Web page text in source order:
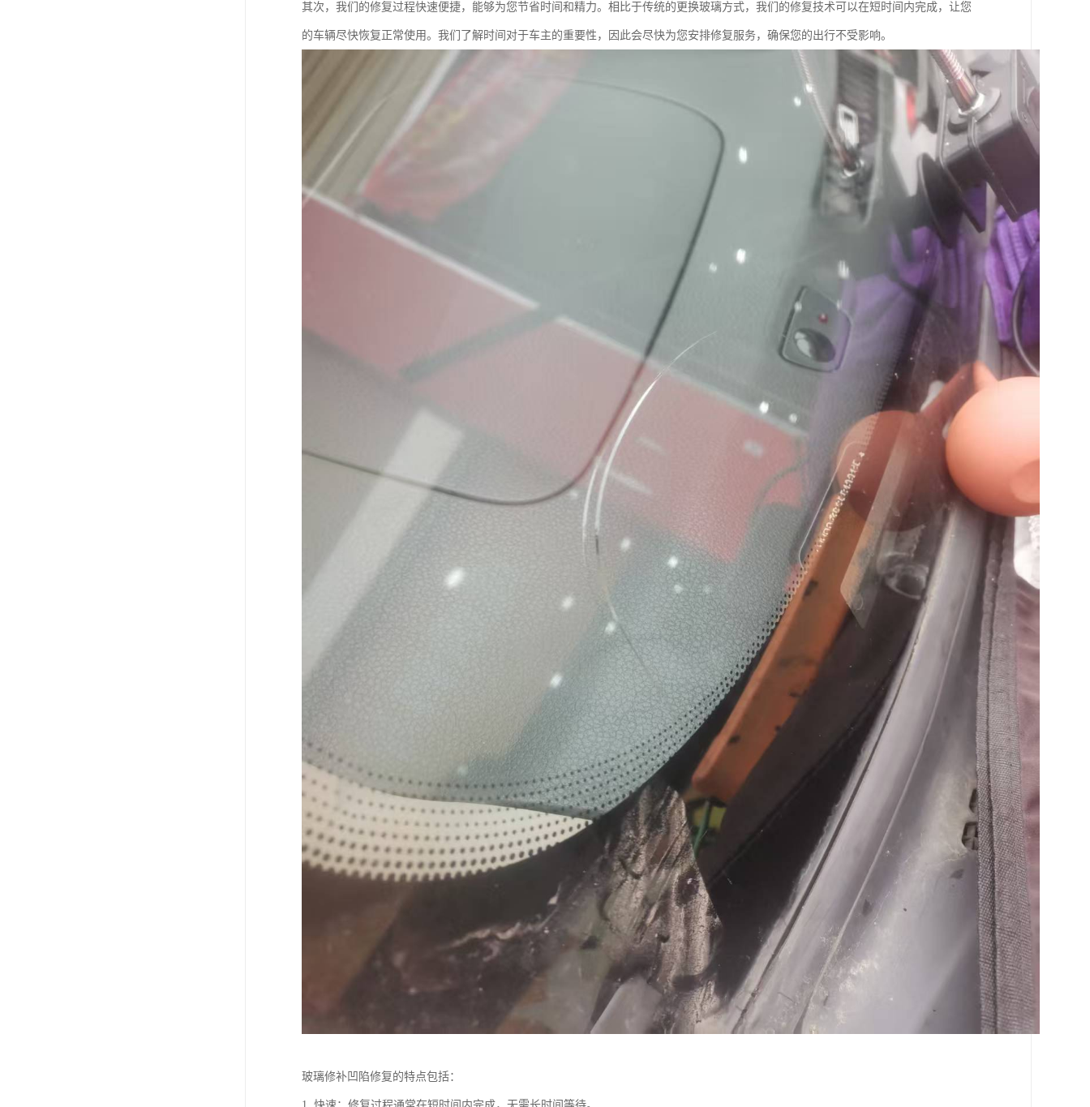
其次，我们的修复过程快速便捷，能够为您节省时间和精力。相比于传统的更换玻璃方式，我们的修复技术可以在短时间内完成，让您
的车辆尽快恢复正常使用。我们了解时间对于车主的重要性，因此会尽快为您安排修复服务，确保您的出行不受影响。
玻璃修补凹陷修复的特点包括：